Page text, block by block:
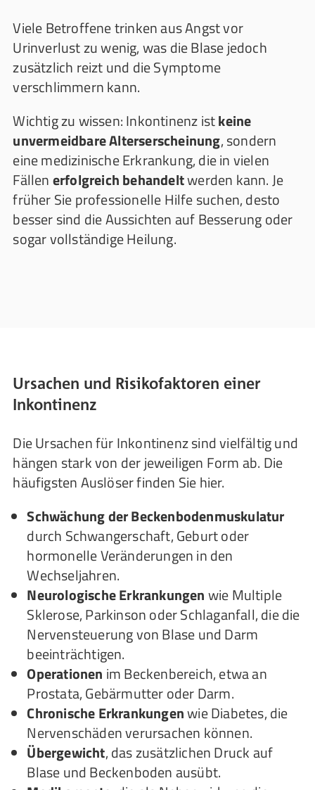
Viele Betroffene trinken aus Angst vor
Urinverlust zu wenig, was die Blase jedoch
zusätzlich reizt und die Symptome
verschlimmern kann.
Wichtig zu wissen: Inkontinenz istkeine
unvermeidbare Alterserscheinung, sondern
eine medizinische Erkrankung, die in vielen
Fällenerfolgreich behandeltwerden kann. Je
früher Sie professionelle Hilfe suchen, desto
besser sind die Aussichten auf Besserung oder
sogar vollständige Heilung.
Ursachen und Risikofaktoren einer
Inkontinenz
Die Ursachen für Inkontinenz sind vielfältig und
hängen stark von der jeweiligen Form ab. Die
häufigsten Auslöser finden Sie hier.
Schwächung der Beckenbodenmuskulatur
durch Schwangerschaft, Geburt oder
hormonelle Veränderungen in den
Wechseljahren.
Neurologische Erkrankungenwie Multiple
Sklerose, Parkinson oder Schlaganfall, die die
Nervensteuerung von Blase und Darm
beeinträchtigen.
Operationen im Beckenbereich, etwa an
Prostata, Gebärmutter oder Darm.
Chronische Erkrankungenwie Diabetes, die
Nervenschäden verursachen können.
Übergewicht, das zusätzlichen Druck auf
Blase und Beckenboden ausübt.